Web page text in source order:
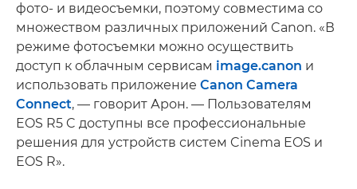
фото- и видеосъемки, поэтому совместима со
множеством различных приложений Canon. «В
режиме фотосъемки можно осуществить
доступ к облачным сервисам image.canon и
использовать приложение Canon Camera
Connect, — говорит Арон. — Пользователям
EOS R5 C доступны все профессиональные
решения для устройств систем Cinema EOS и
EOS R».